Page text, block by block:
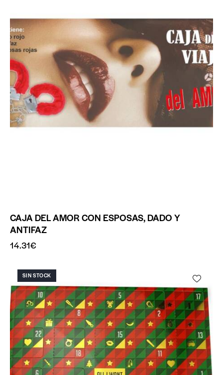
CAJA DEL AMOR CON ESPOSAS, DADO Y
ANTIFAZ
14.31€
SIN STOCK